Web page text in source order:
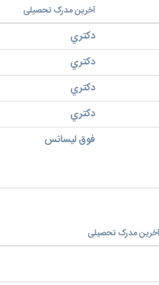
آخرین مدرک تحصیلی
دكتري
دكتري
دكتري
دكتري
فوق ليسانس
آخرین مدرک تحصیلی